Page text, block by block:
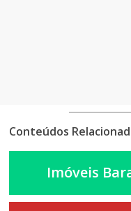
Conteúdos
Imóveis